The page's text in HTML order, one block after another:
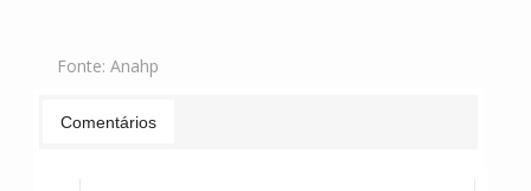
Fonte: Anahp
Comentários